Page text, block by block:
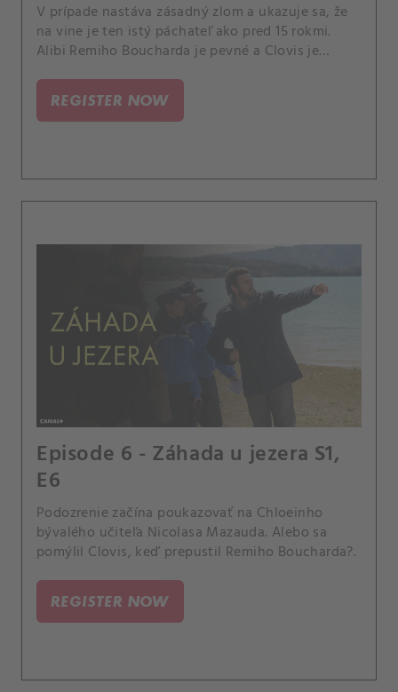
V prípade nastáva zásadný zlom a ukazuje sa, že
na vine je ten istý páchateľ ako pred 15 rokmi.
Alibi Remiho Boucharda je pevné a Clovis je
REGISTER NOW
Episode 6 - Záhada u jezera S1,
E6
Podozrenie začína poukazovať na Chloeinho
bývalého učiteľa Nicolasa Mazauda. Alebo sa
pomýlil Clovis, keď prepustil Remiho Boucharda?.
REGISTER NOW